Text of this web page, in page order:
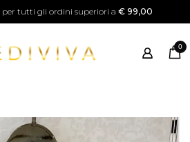
per tutti gli ordini superiori a € 99,00
0